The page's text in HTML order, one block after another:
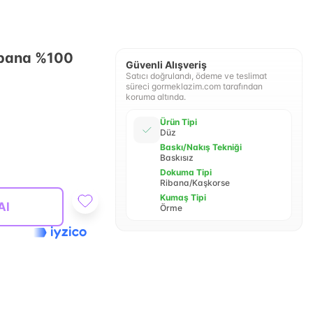
%100
Güvenli Alışveriş
Satıcı doğrulandı, ödeme ve teslimat
süreci gormeklazim.com tarafından
koruma altında.
Ürün Tipi
Düz
Baskı/Nakış Tekniği
Baskısız
Dokuma Tipi
Ribana/Kaşkorse
Kumaş Tipi
Örme